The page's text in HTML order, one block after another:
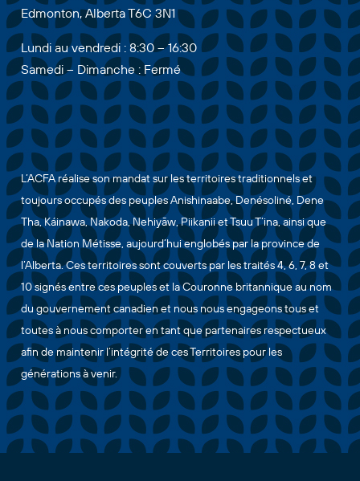
Edmonton, Alberta T6C 3N1
Lundi au vendredi : 8:30 – 16:30
Samedi – Dimanche : Fermé
L’ACFA réalise son mandat sur les territoires traditionnels et
toujours occupés des peuples Anishinaabe, Denésoliné, Dene
Tha, Káinawa, Nakoda, Nehiyāw, Piikanii et Tsuu T’ina, ainsi que
de la Nation Métisse, aujourd’hui englobés par la province de
l’Alberta. Ces territoires sont couverts par les traités 4, 6, 7, 8 et
10 signés entre ces peuples et la Couronne britannique au nom
du gouvernement canadien et nous nous engageons tous et
toutes à nous comporter en tant que partenaires respectueux
afin de maintenir l’intégrité de ces Territoires pour les
générations à venir.